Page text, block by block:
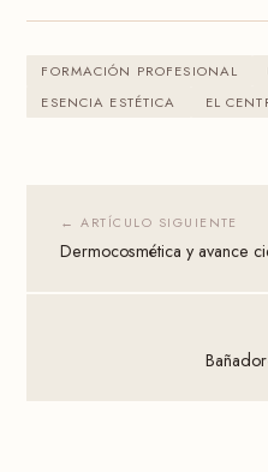
FORMACIÓN PROFESIONAL
ESENCIA ESTÉTICA
EL
← ARTÍCULO SIGUIENTE
Dermocosmética y avance